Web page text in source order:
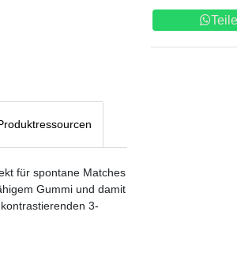
für spontane Matches
Gummi und damit
3-